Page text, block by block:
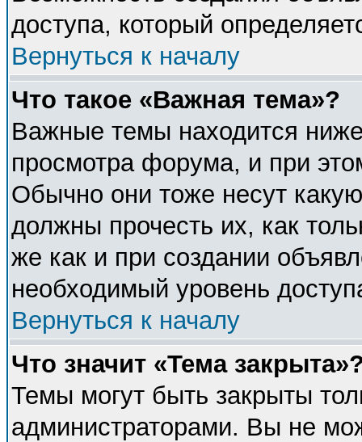
доступа, который
Вернуться к началу
Что такое «Важная тема»?
Важные темы находится
просмотра форума, и при
Обычно они тоже несут
должны прочесть их, как
же как и при создании
необходимый уровень
Вернуться к началу
Что значит «Тема
Темы могут быть закрыты
администраторами. Вы не